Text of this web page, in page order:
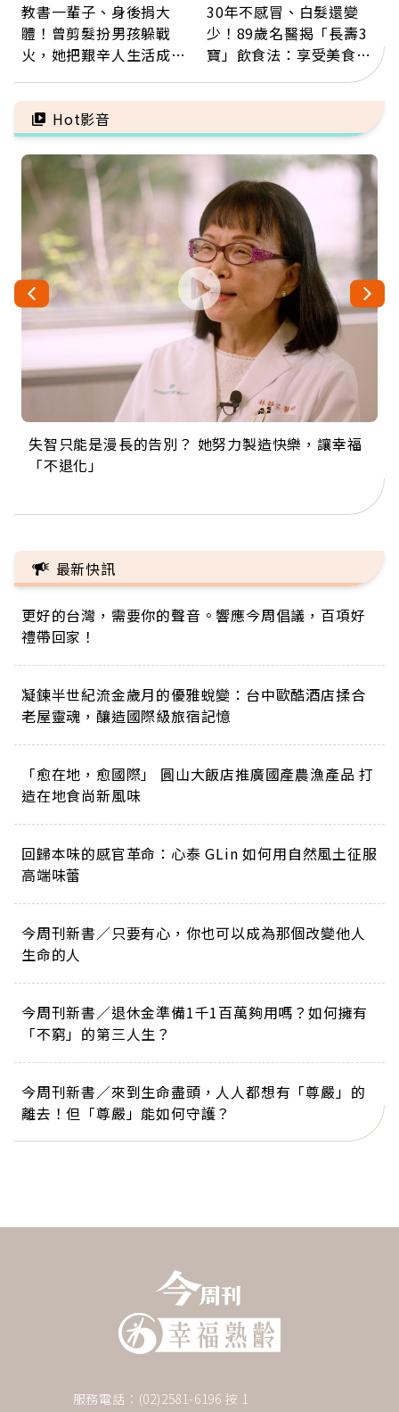
教書一輩子、身後捐大
體！曾剪髮扮男孩躲戰
火，她把艱辛人生活成風
福
30年不感冒、白髮還變
少！89歲名醫揭「長壽3
寶」飲食法：享受美食不
忌口，偶爾也該吃點肉
Hot影音
失智只能是漫長的告別？ 她努力製造快樂，讓幸福
「不退化」
來自剛果的巧克力神父 為台灣奉獻36年 「台灣是我
的家，我連作夢都講台語！」
63歲卸矽谷副總、搬回台灣找快樂！「蛋黃哥小
丑」走進安養院，逗樂上萬爺奶：退休後才開始真
104歲打破金氏世界紀錄 成為全球最年長羽球選
手，分享長壽的秘密原來是「這個」
事業巔峰他選擇追夢…黑手阿伯拉小提琴還登上小
巨蛋！連CNN都大讚！
最新快訊
更好的台灣，需要你的聲音。響應今周倡議，百項好
禮帶回家！
凝鍊半世紀流金歲月的優雅蛻變：台中歐酷酒店揉合
老屋靈魂，釀造國際級旅宿記憶
「愈在地，愈國際」 圓山大飯店推廣國產農漁產品 打
造在地食尚新風味
回歸本味的感官革命：心泰 GLin 如何用自然風土征服
高端味蕾
今周刊新書／只要有心，你也可以成為那個改變他人
生命的人
今周刊新書／退休金準備1千1百萬夠用嗎？如何擁有
「不窮」的第三人生？
今周刊新書／來到生命盡頭，人人都想有「尊嚴」的
離去！但「尊嚴」能如何守護？
服務電話：(02)2581-6196 按 1